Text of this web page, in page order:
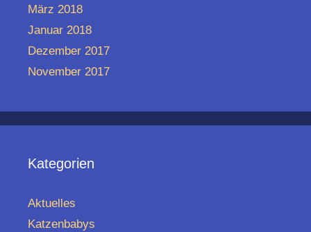
März 2018
Januar 2018
Dezember 2017
November 2017
Kategorien
Aktuelles
Katzenbabys